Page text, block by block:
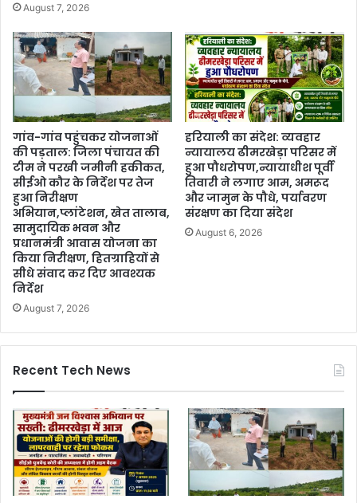
August 7, 2026
गांव-गांव पहुंचकर योजनाओं
की पड़ताल: जिला पंचायत की
टीम ने परखी जमीनी हकीकत,
सीईओ कौर के निर्देश पर तेज
हुआ निरीक्षण
अभियान,प्लांटेशन, खेत तालाब,
सामुदायिक भवन और
प्रधानमंत्री आवास योजना का
किया निरीक्षण, हितग्राहियों से
सीधे संवाद कर दिए आवश्यक
निर्देश
August 7, 2026
हरियाली का संदेश: व्यवहार
न्यायालय ढीमरखेड़ा परिसर में
हुआ पौधरोपण,न्यायाधीश पूर्वी
तिवारी ने लगाए आम, अमरूद
और जामुन के पौधे, पर्यावरण
संरक्षण का दिया संदेश
August 6, 2026
Recent Tech News